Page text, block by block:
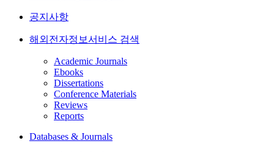
공지사항
해외전자정보서비스 검색
Academic Journals
Ebooks
Dissertations
Conference Materials
Reviews
Reports
Databases & Journals